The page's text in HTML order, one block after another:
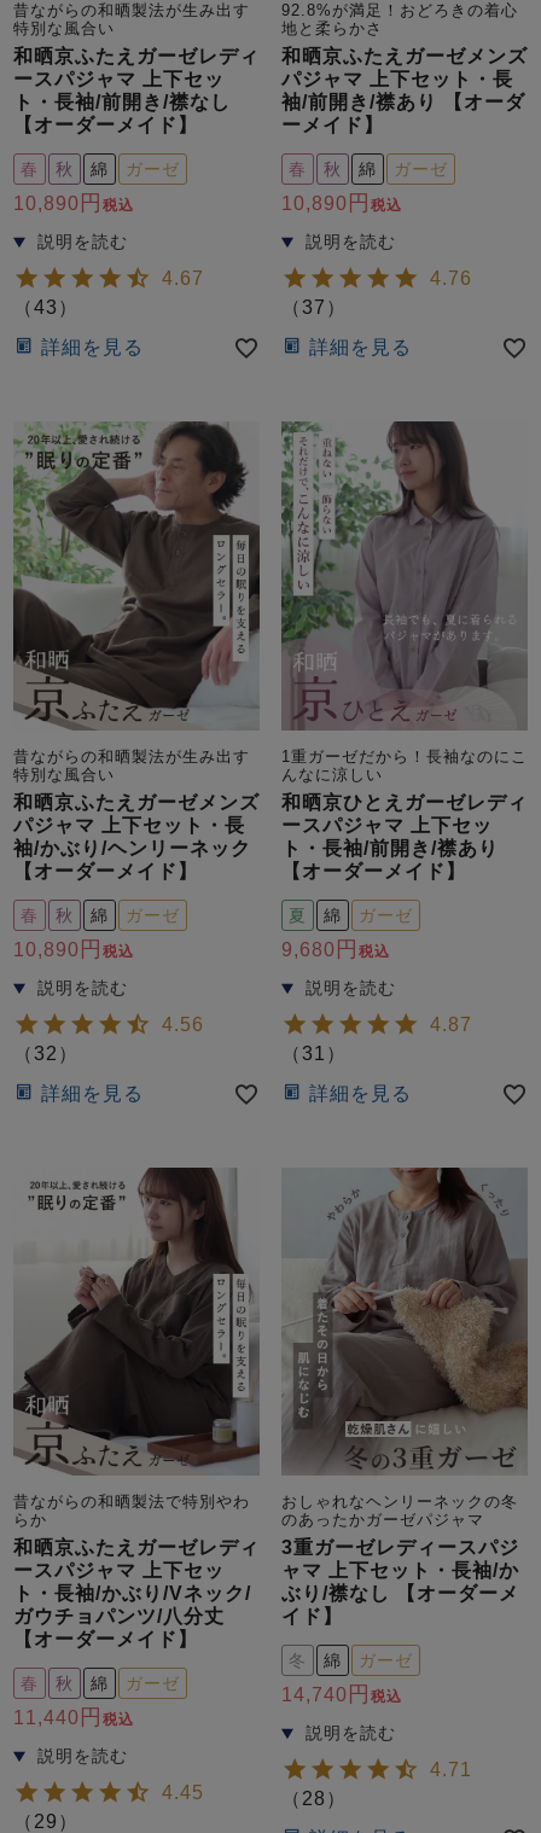
昔ながらの和晒製法が生み出す
特別な風合い
和晒京ふたえガーゼレディ
ースパジャマ 上下セッ
ト・長袖/前開き/襟なし
【オーダーメイド】
春 秋 綿 ガーゼ
10,890 税込
4.67
（43 ）
詳細を見る
92.8%が満足！おどろきの着心
地と柔らかさ
和晒京ふたえガーゼメンズ
パジャマ 上下セット・長
袖/前開き/襟あり 【オーダ
ーメイド】
春 秋 綿 ガーゼ
10,890 税込
4.76
（37 ）
詳細を見る
昔ながらの和晒製法が生み出す
特別な風合い
和晒京ふたえガーゼメンズ
パジャマ 上下セット・長
袖/かぶり/ヘンリーネック
【オーダーメイド】
春 秋 綿 ガーゼ
10,890 税込
4.56
（32 ）
詳細を見る
1重ガーゼだから！長袖なのにこ
んなに涼しい
和晒京ひとえガーゼレディ
ースパジャマ 上下セッ
ト・長袖/前開き/襟あり
【オーダーメイド】
夏 綿 ガーゼ
9,680 税込
4.87
（31 ）
詳細を見る
昔ながらの和晒製法で特別やわ
らか
和晒京ふたえガーゼレディ
ースパジャマ 上下セッ
ト・長袖/かぶり/Vネック/
ガウチョパンツ/八分丈
【オーダーメイド】
春 秋 綿 ガーゼ
11,440 税込
4.45
（ 29 ）
おしゃれなヘンリーネックの冬
のあったかガーゼパジャマ
3重ガーゼレディースパジ
ャマ 上下セット・長袖/か
ぶり/襟なし 【オーダーメ
イド】
冬 綿 ガーゼ
14,740 税込
4.71
（ 28 ）